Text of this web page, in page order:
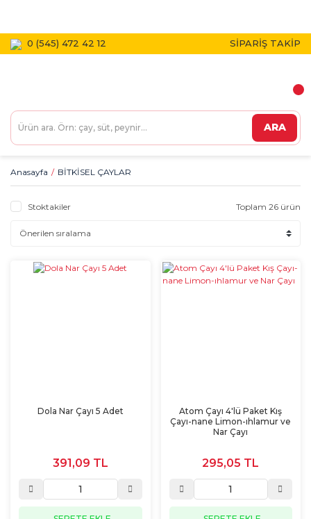
0 (545) 472 42 12 SİPARİŞ TAKİP
ARA
Anasayfa BİTKİSEL ÇAYLAR
Stoktakiler Toplam 26 ürün
Dola Nar Çayı 5 Adet
391,09 TL
Atom Çayı 4'lü Paket Kış
Çayı-nane Limon-ıhlamur ve
Nar Çayı
295,05 TL